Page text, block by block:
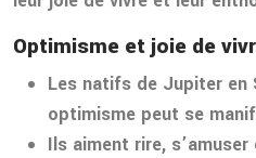
Optimisme et joie de
Les natifs de Jupiter en
optimisme peut se
Ils aiment rire,